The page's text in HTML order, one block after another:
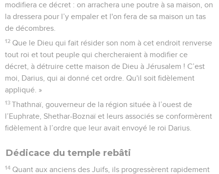
modifiera ce décret : on arrachera une poutre à sa maison, on
la dressera pour l’y empaler et l'on fera de sa maison un tas
de décombres.
12 Que le Dieu qui fait résider son nom à cet endroit renverse
tout roi et tout peuple qui chercheraient à modifier ce
décret, à détruire cette maison de Dieu à Jérusalem ! C’est
moi, Darius, qui ai donné cet ordre. Qu'il soit fidèlement
appliqué. »
13 Thathnaï, gouverneur de la région située à l’ouest de
l’Euphrate, Shethar-Boznaï et leurs associés se conformèrent
fidèlement à l’ordre que leur avait envoyé le roi Darius.
Dédicace du temple rebâti
14 Quant aux anciens des Juifs, ils progressèrent rapidement